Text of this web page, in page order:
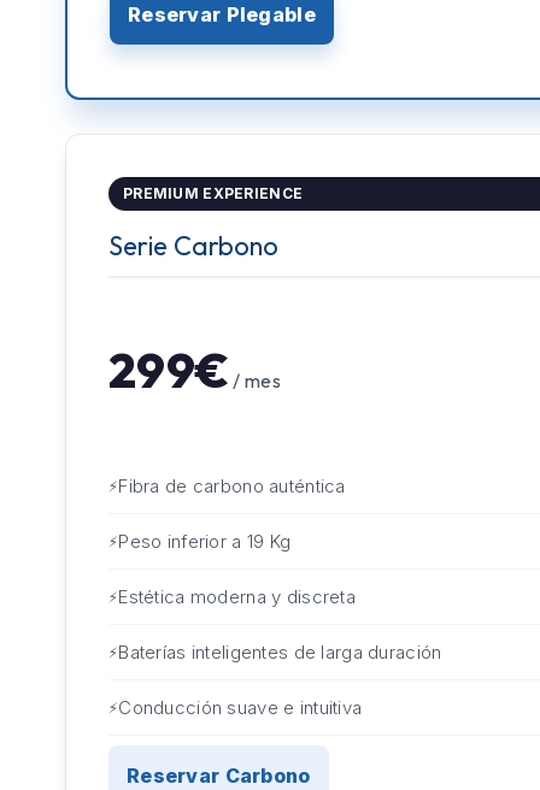
Reservar Plegable
PREMIUM EXPERIENCE
Serie Carbono
299€ / mes
Fibra de carbono auténtica
Peso inferior a 19 Kg
Estética moderna y discreta
Baterías inteligentes de larga duración
Conducción suave e intuitiva
Reservar Carbono